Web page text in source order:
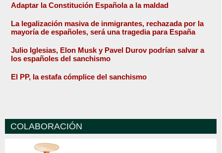
Adaptar la Constitución Española a la maldad
La legalización masiva de inmigrantes, rechazada por la
mayoría de españoles, será una tragedia para España
Julio Iglesias, Elon Musk y Pavel Durov podrían salvar a
los españoles del sanchismo
El PP, la estafa cómplice del sanchismo
COLABORACIÓN